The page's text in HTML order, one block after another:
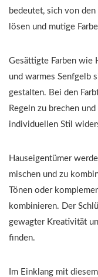
bedeutet, sich von
lösen und mutige
Gesättigte Farben wie
und warmes Senfgelb
gestalten. Bei den
Regeln zu brechen
individuellen Stil
Hauseigentümer
mischen und zu
Tönen oder
kombinieren. Der
gewagter Kreativität
finden.
Im Einklang mit